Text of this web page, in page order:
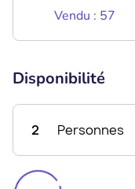
Vendu : 57
Disponibilité
2 Personnes